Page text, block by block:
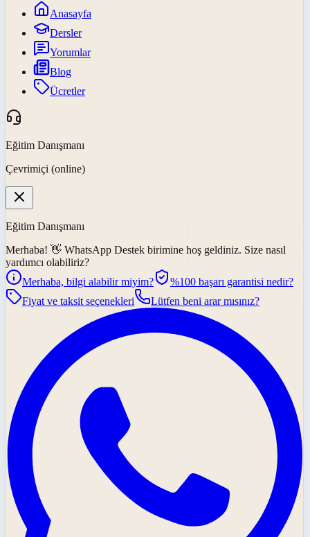
Anasayfa
Dersler
Yorumlar
Blog
Ücretler
Eğitim Danışmanı
Çevrimiçi (online)
Eğitim Danışmanı
Merhaba! 👋 WhatsApp Destek birimine hoş geldiniz. Size nasıl
yardımcı olabiliriz?
Merhaba, bilgi alabilir miyim?
%100 başarı garantisi nedir?
Fiyat ve taksit seçenekleri
Lütfen beni arar mısınız?